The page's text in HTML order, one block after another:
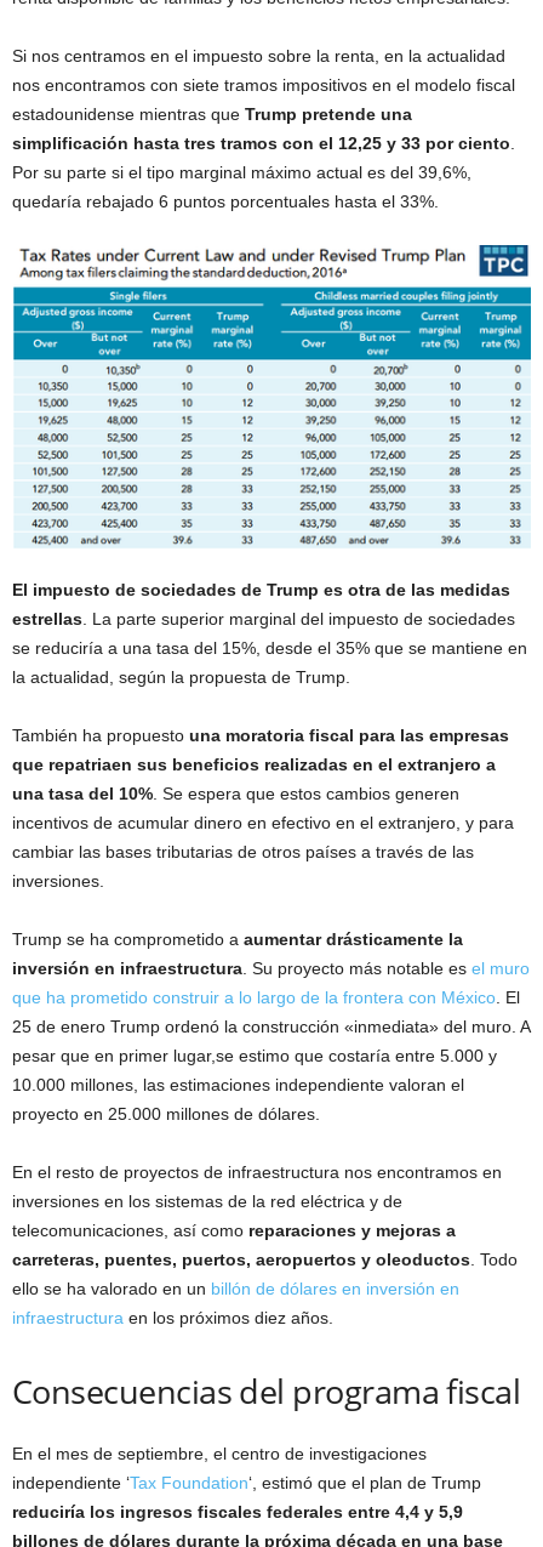
Si nos centramos en el impuesto sobre la renta, en la actualidad
nos encontramos con siete tramos impositivos en el modelo fiscal
estadounidense mientras que Trump pretende una
simplificación hasta tres tramos con el 12,25 y 33 por ciento
Por su parte si el tipo marginal máximo actual es del 39,6%,
quedaría rebajado 6 puntos porcentuales hasta el 33%.
El impuesto de sociedades de Trump es otra de las medidas
estrellas . La parte superior marginal del impuesto de sociedades
se reduciría a una tasa del 15%, desde el 35% que se mantiene en
la actualidad, según la propuesta de Trump.
También ha propuesto una moratoria fiscal para las empresas
que repatriaen sus beneficios realizadas en el extranjero a
una tasa del 10% . Se espera que estos cambios generen
incentivos de acumular dinero en efectivo en el extranjero, y para
cambiar las bases tributarias de otros países a través de las
inversiones.
Trump se ha comprometido a aumentar drásticamente la
inversión en infraestructura . Su proyecto más notable es el muro
que ha prometido construir a lo largo de la frontera con México . El
25 de enero Trump ordenó la construcción «inmediata» del muro. A
pesar que en primer lugar,se estimo que costaría entre 5.000 y
10.000 millones, las estimaciones independiente valoran el
proyecto en 25.000 millones de dólares.
En el resto de proyectos de infraestructura nos encontramos en
inversiones en los sistemas de la red eléctrica y de
telecomunicaciones, así como reparaciones y mejoras a
carreteras, puentes, puertos, aeropuertos y oleoductos . Todo
ello se ha valorado en un billón de dólares en inversión en
infraestructura en los próximos diez años.
Consecuencias del programa fiscal
En el mes de septiembre, el centro de investigaciones
independiente ‘Tax Foundation‘, estimó que el plan de Trump
reduciría los ingresos fiscales federales entre 4,4 y 5,9
billones de dólares durante la próxima década en una base